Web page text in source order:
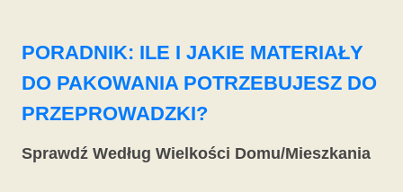
PORADNIK: ILE I JAKIE MATERIAŁY
DO PAKOWANIA POTRZEBUJESZ DO
PRZEPROWADZKI?
Sprawdź Według Wielkości Domu/Mieszkania